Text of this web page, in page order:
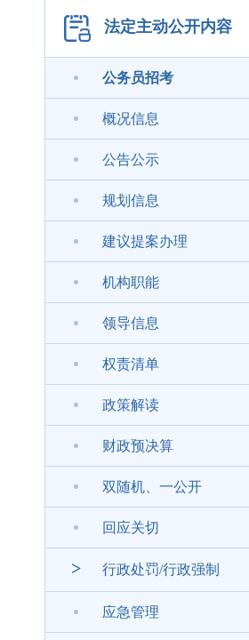
法定主动公开内容
公务员招考
概况信息
公告公示
规划信息
建议提案办理
机构职能
领导信息
权责清单
政策解读
财政预决算
双随机、一公开
回应关切
> 行政处罚/行政强制
应急管理